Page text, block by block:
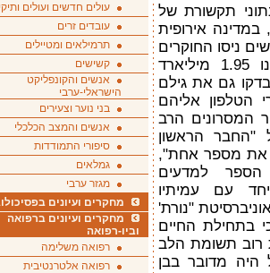
תקשורת של
במדינה אירופית
ניסו החוקרים
לגלות דפוסים חוזרים, כאשר בחנו 1.95 מיליארד
ובדקו גם את גילם
הטלפון אליהם
המסרונים הרב
"החבר הראשון
את מספר אחת",
הספר למדעים
עם עמיתיו
"נורת'
בתחילת החיים
רוב תשומת הלב
היה מדובר בבן
עולים חדשים ועולים
עובדים זרים
תרמילאים ומטיילים
קשישים
אנשים והקונפליקט
הישראלי-ערבי
בני נוער וצעירים
אנשים והמצב הכלכלי
סיפורי התמודדות
גמלאים
מגזר ערבי
מחקרים ועיונים
מחקרים ועיונים ברפואה
וביו-רפואה
רפואה משלימה
רפואה אלטרנטיבית